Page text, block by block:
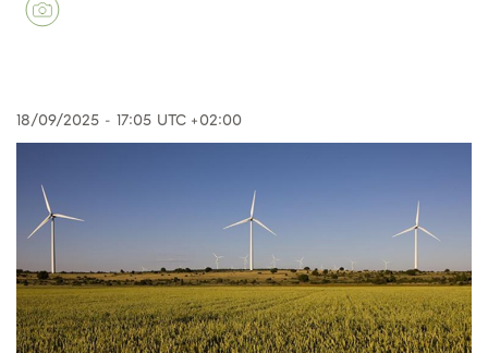
18/09/2025 - 17:05 UTC +02:00